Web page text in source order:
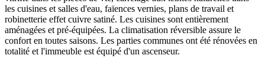
les cuisines et salles d'eau, faïences vernies, plans de travail et
robinetterie effet cuivre satiné. Les cuisines sont entièrement
aménagées et pré-équipées. La climatisation réversible assure le
confort en toutes saisons. Les parties communes ont été rénovées en
totalité et l'immeuble est équipé d'un ascenseur.